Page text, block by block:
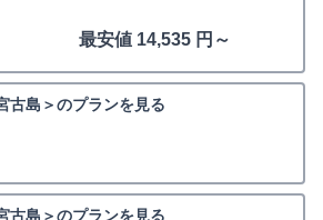
最安値 14,535 円～
古島＞のプランを見る
古島＞のプランを見る